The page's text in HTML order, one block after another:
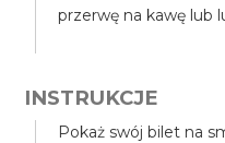
przerwę na kawę lub
INSTRUKCJE
Pokaż swój bilet na